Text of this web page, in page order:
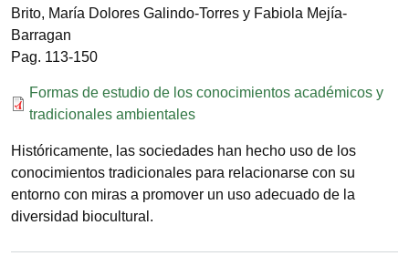
Brito, María Dolores Galindo-Torres y Fabiola Mejía-
Barragan
113-150
Documento
Formas de estudio de los conocimientos académicos y
tradicionales ambientales
Históricamente, las sociedades han hecho uso de los
conocimientos tradicionales para relacionarse con su
entorno con miras a promover un uso adecuado de la
diversidad biocultural.